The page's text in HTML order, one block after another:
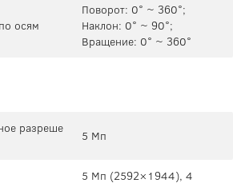
осям
Поворот: 0° ~ 360°;
Наклон: 0° ~ 90°;
Вращение: 0° ~ 360°
разреше
5 Мп
5 Мп (2592×1944), 4